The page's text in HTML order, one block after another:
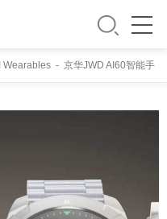
Wearables- 京华JWD AI60智能手